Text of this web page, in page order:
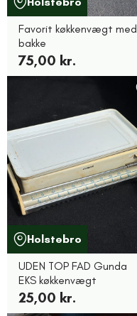
Favorit køkkenvægt med
bakke
75,00 kr.
Holstebro
UDEN TOP FAD Gunda
EKS køkkenvægt
25,00 kr.